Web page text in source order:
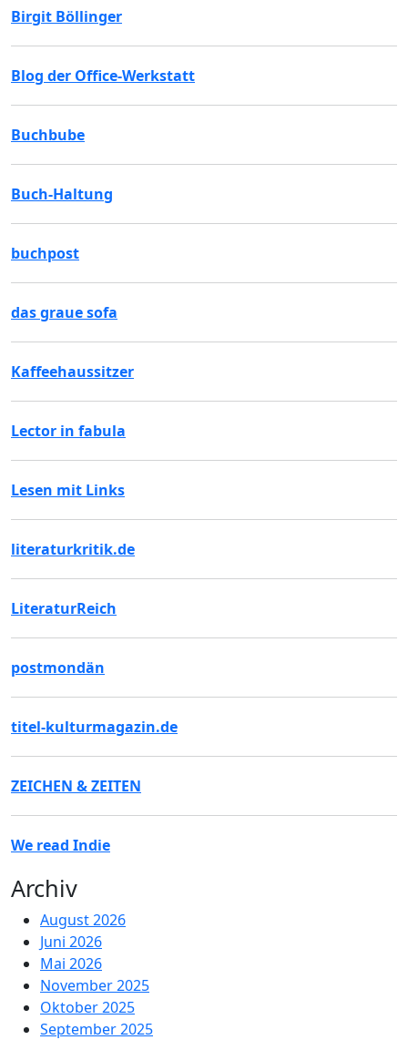
Birgit Böllinger
Blog der Office-Werkstatt
Buchbube
Buch-Haltung
buchpost
das graue sofa
Kaffeehaussitzer
Lector in fabula
Lesen mit Links
literaturkritik.de
LiteraturReich
postmondän
titel-kulturmagazin.de
ZEICHEN & ZEITEN
We read Indie
Archiv
August 2026
Juni 2026
Mai 2026
November 2025
Oktober 2025
September 2025